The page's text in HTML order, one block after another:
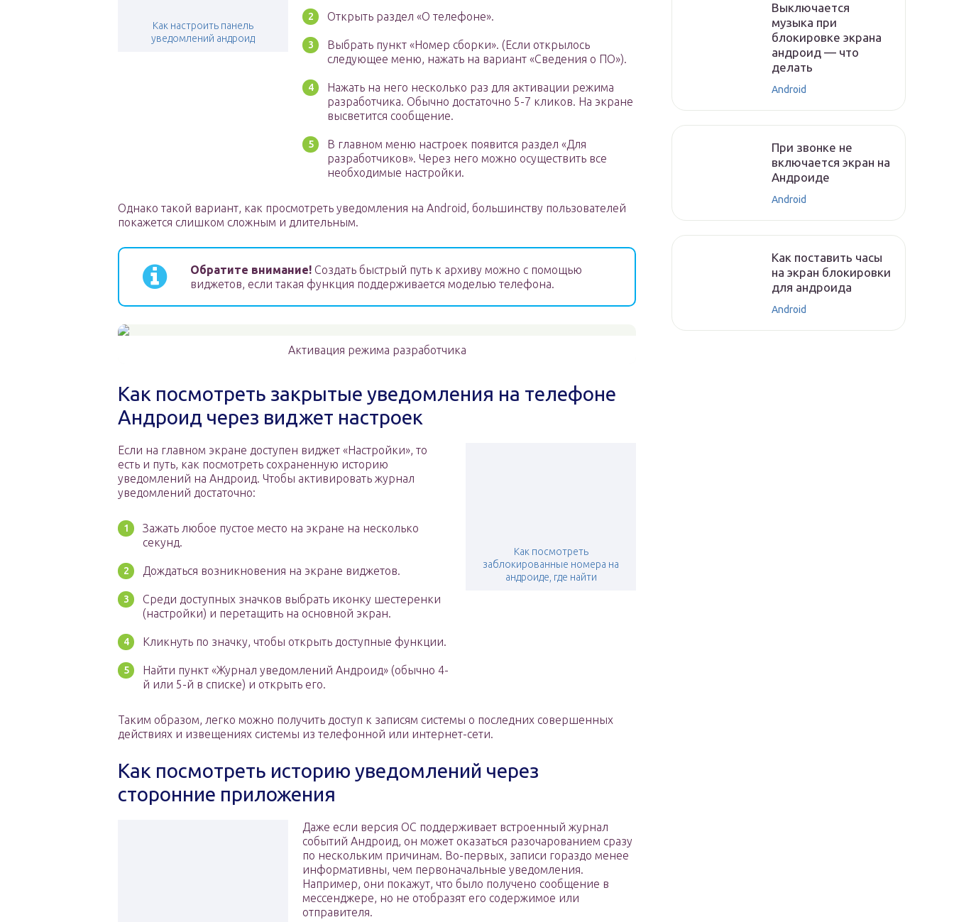
Как настроить панель
уведомлений андроид
Открыть раздел «О телефоне».
Выбрать пункт «Номер сборки». (Если открылось
следующее меню, нажать на вариант «Сведения о ПО»).
Нажать на него несколько раз для активации режима
разработчика. Обычно достаточно 5-7 кликов. На экране
высветится сообщение.
В главном меню настроек появится раздел «Для
разработчиков». Через него можно осуществить все
необходимые настройки.
Однако такой вариант, как просмотреть уведомления на Android, большинству пользователей
покажется слишком сложным и длительным.
Обратите внимание! Создать быстрый путь к архиву можно с помощью
виджетов, если такая функция поддерживается моделью телефона.
Активация режима разработчика
Как посмотреть закрытые уведомления на телефоне
Андроид через виджет настроек
Как посмотреть
заблокированные номера на
андроиде, где найти
Если на главном экране доступен виджет «Настройки», то
есть и путь, как посмотреть сохраненную историю
уведомлений на Андроид. Чтобы активировать журнал
уведомлений достаточно:
Зажать любое пустое место на экране на несколько
секунд.
Дождаться возникновения на экране виджетов.
Среди доступных значков выбрать иконку шестеренки
(настройки) и перетащить на основной экран.
Кликнуть по значку, чтобы открыть доступные функции.
Найти пункт «Журнал уведомлений Андроид» (обычно 4-
й или 5-й в списке) и открыть его.
Таким образом, легко можно получить доступ к записям системы о последних совершенных
действиях и извещениях системы из телефонной или интернет-сети.
Как посмотреть историю уведомлений через
сторонние приложения
Даже если версия ОС поддерживает встроенный журнал
событий Андроид, он может оказаться разочарованием сразу
по нескольким причинам. Во-первых, записи гораздо менее
информативны, чем первоначальные уведомления.
Например, они покажут, что было получено сообщение в
мессенджере, но не отобразят его содержимое или
отправителя.
Выключается
музыка при
блокировке экрана
андроид — что
делать
Android
При звонке не
включается экран на
Андроиде
Android
Как поставить часы
на экран блокировки
для андроида
Android